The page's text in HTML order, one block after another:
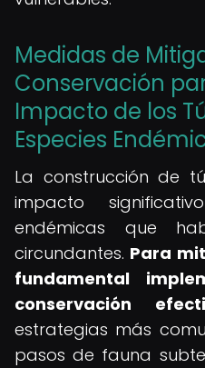
Medidas de
Conservación
Impacto de los
Especies
La construcción de
impacto
endémicas que
circundantes. Para
fundamental
conservación
estrategias más
pasos de fauna